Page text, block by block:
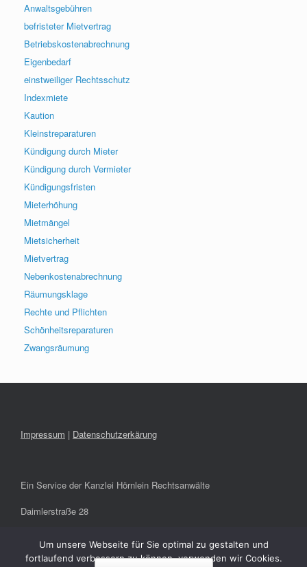
Anwaltsgebühren
befristeter Mietvertrag
Betriebskostenabrechnung
Eigenbedarf
einstweiliger Rechtsschutz
Indexmiete
Kaution
Kleinstreparaturen
Kündigung durch Mieter
Kündigung durch Vermieter
Kündigungsfristen
Mieterhöhung
Mietmängel
Mietsicherheit
Mietvertrag
Nebenkostenabrechnung
Räumungsklage
Rechte und Pflichten
Schönheitsreparaturen
Zwangsräumung
Impressum | Datenschutzerkärung
Ein Service der Kanzlei Hörnlein Rechtsanwälte
Daimlerstraße 28
info@hoernlein-rae.de
Um unsere Webseite für Sie optimal zu gestalten und
fortlaufend verbessern zu können, verwenden wir Cookies.